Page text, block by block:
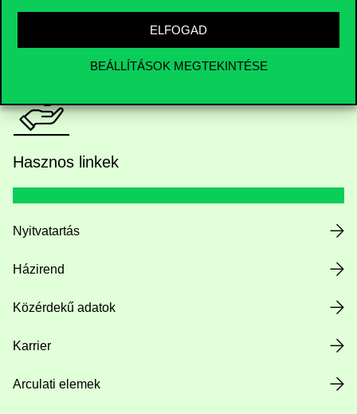
ELFOGAD
BEÁLLÍTÁSOK MEGTEKINTÉSE
press@uni-corvinus.hu
Hasznos linkek
Nyitvatartás
Házirend
Közérdekű adatok
Karrier
Arculati elemek